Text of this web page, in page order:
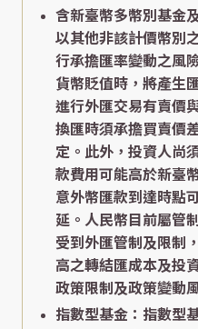
含新臺幣多幣別基金
以其他非該計價幣別
行承擔匯率變動之風
貨幣貶值時，將產生
進行外匯交易有賣價
換匯時須承擔買賣價
定。此外，投資人尚
款費用可能高於新臺
意外幣匯款到達時點
延。人民幣目前屬管
受到外匯管制及限制
高之轉結匯成本及投
政策限制及政策變動
指數型基金：指數型